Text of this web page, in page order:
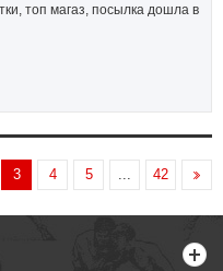
топ магаз, посылка дошла в
3 4 5 42